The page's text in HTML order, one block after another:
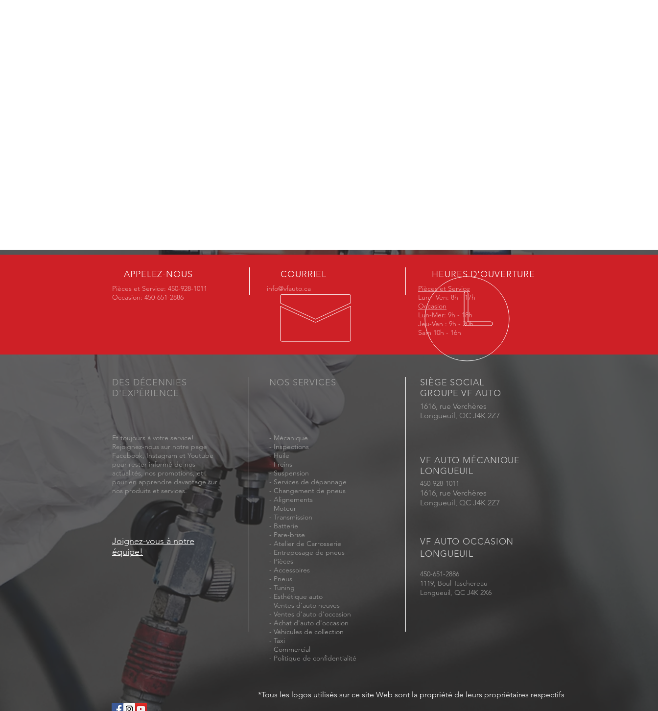
APPELEZ-NOUS
Pièces et Service: 450-928-1011
Occasion: 450-651-2886
COURRIEL
info@vfauto.ca
HEURES D'OUVERTURE
Pièces et Service
Lun - Ven: 8h - 17h
Occasion
Lun-Mer: 9h - 18h
Jeu-Ven : 9h - 20h
Sam 10h - 16h
DES DÉCENNIES
D'EXPÉRIENCE
Et toujours à votre service!
Rejoignez-nous sur notre page
Facebook, Instagram et Youtube
pour rester informé de nos
actualités, nos promotions, et
pour en apprendre davantage sur
nos produits et services.
Joignez-vous à notre
équipe!
NOS SERVICES
- Mécanique
- Inspections
-Huile
-Freins
- Suspension
- Services de dépannage
- Changement de pneus
- Alignements
- Moteur
- Transmission
- Batterie
- Pare-brise
- Atelier de Carrosserie
- Entreposage de pneus
- Pièces
- Accessoires
- Pneus
- Tuning
- Esthétique auto
- Ventes d'auto neuves
- Ventes d'auto d'occasion
- Achat d'auto d'occasion
- Véhicules de collection
- Taxi
- Commercial
- Politique de confidentialité
SIÈGE SOCIAL
GROUPE VF AUTO
1616, rue Verchères
Longueuil, QC J4K 2Z7
VF AUTO MÉCANIQUE
LONGUEUIL
450-928-1011
1616, rue Verchères
Longueuil, QC J4K 2Z7
VF AUTO OCCASION
LONGUEUIL
450-651-2886
1119, Boul Taschereau
Longueuil, QC J4K 2X6
*Tous les logos utilisés sur ce site Web sont la propriété de leurs propriétaires respectifs